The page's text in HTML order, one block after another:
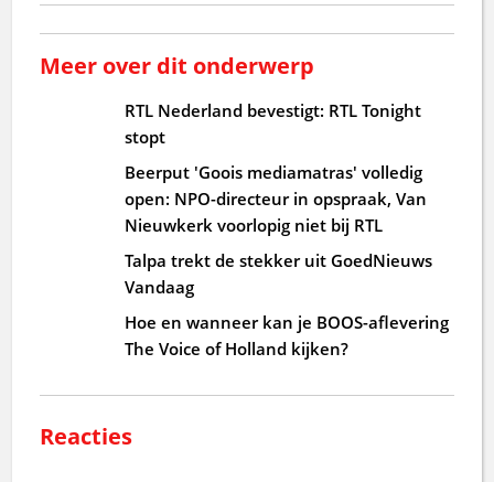
Meer over dit onderwerp
RTL Nederland bevestigt: RTL Tonight
stopt
Beerput 'Goois mediamatras' volledig
open: NPO-directeur in opspraak, Van
Nieuwkerk voorlopig niet bij RTL
Talpa trekt de stekker uit GoedNieuws
Vandaag
Hoe en wanneer kan je BOOS-aflevering
The Voice of Holland kijken?
Reacties